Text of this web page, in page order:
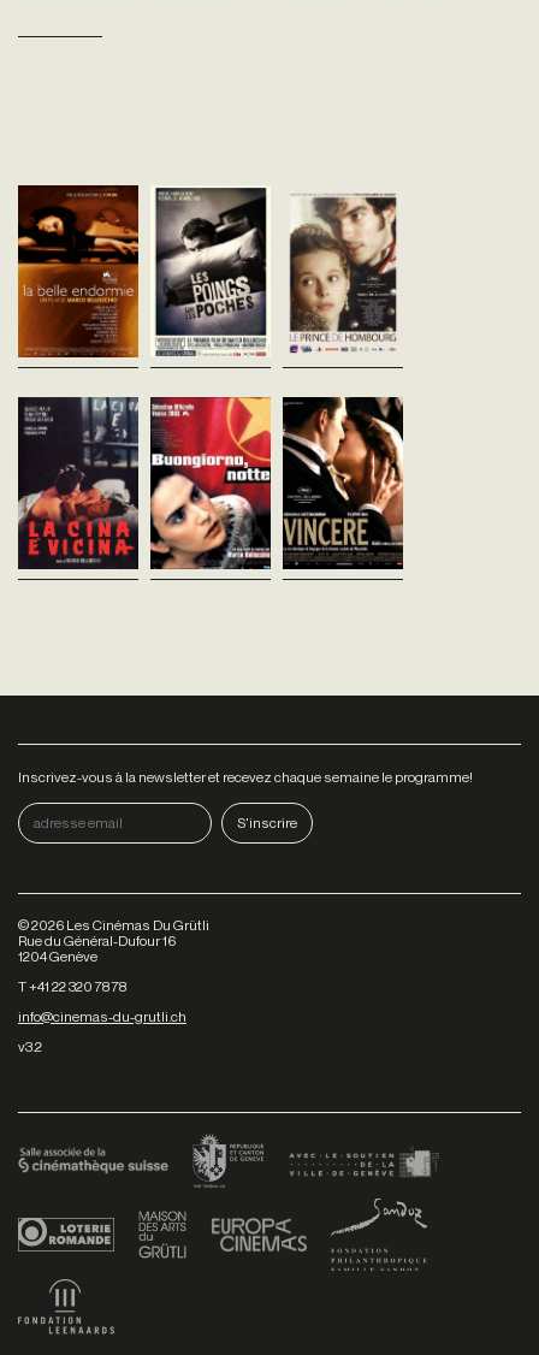
Italie - 2012
vost - 115'
Une mosaïque de petites
histoires qui s'imbriquent et
forment ensemble un film qui
pose les grandes questions,
la vie, la mort, l'amour. Le
vost - 105'
Horreur dans la famille. Une
famille renfermée sur elle-
même, où fermentent les
maladies héréditaires, les
amours coupables, les
haines hypocrites :...
Italie - 1997
vost - 89'
Pendant la guerre de
ans, le Prince de
désobéit aux ordres et
une charge de cavalerie
contre les Suédois qui
conduit son armée...
La Chine est
proche
Italie - 1967
vost - 107'
Deux jeunes gens, Giovanna
et Carlo, issus de milieux
défavorisés , ont l'opportunité
d'améliorer leur sort en
devenant les amants d'Elena
et de...
Buongiorno,
notte
Italie - 2003
vost - 106'
L'enlèvement d'Aldo Moro en
1978 par des militants des
Brigades rouges vu du point
de vue de l'un des
kidnappeurs, une jeune
femme écartelée entre...
Vincere
Marco Bellocchio
vost - 128'
Bellocchio raconte ici
l'histoire triste d'une
maitresse secrète de
Mussolini, Ida Dalser, et
son fils Albino… De
où Mussolini était un...
Inscrivez-vous à la newsletter et recevez chaque semaine le programme!
©2026 Les Cinémas Du Grütli
Rue du Général-Dufour 16
1204 Genève
T +41 22 320 78 78
info@cinemas-du-grutli.ch
v3.2